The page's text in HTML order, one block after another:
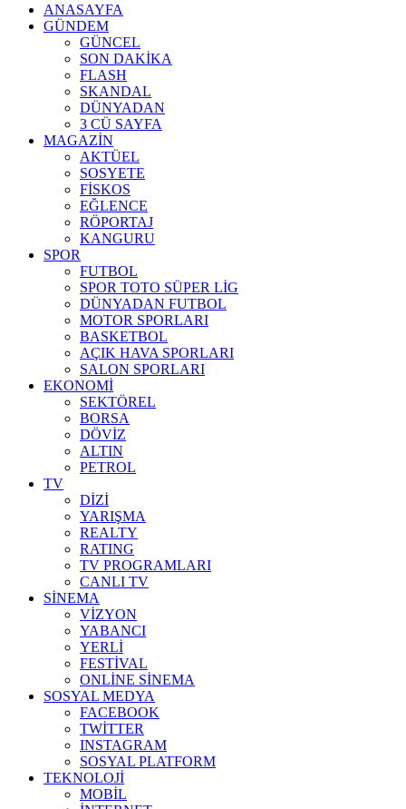
ANASAYFA
GÜNDEM
GÜNCEL
SON DAKİKA
FLASH
SKANDAL
DÜNYADAN
3 CÜ SAYFA
MAGAZİN
AKTÜEL
SOSYETE
FİSKOS
EĞLENCE
RÖPORTAJ
KANGURU
SPOR
FUTBOL
SPOR TOTO SÜPER LİG
DÜNYADAN FUTBOL
MOTOR SPORLARI
BASKETBOL
AÇIK HAVA SPORLARI
SALON SPORLARI
EKONOMİ
SEKTÖREL
BORSA
DÖVİZ
ALTIN
PETROL
TV
DİZİ
YARIŞMA
REALTY
RATING
TV PROGRAMLARI
CANLI TV
SİNEMA
VİZYON
YABANCI
YERLİ
FESTİVAL
ONLİNE SİNEMA
SOSYAL MEDYA
FACEBOOK
TWİTTER
INSTAGRAM
SOSYAL PLATFORM
TEKNOLOJİ
MOBİL